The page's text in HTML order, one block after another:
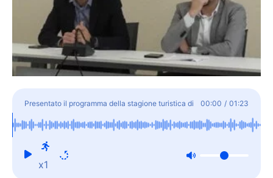
Presentato il programma della stagione turistica di
Baveno. L'offerta è ricca
00:00 / 01:23
x1